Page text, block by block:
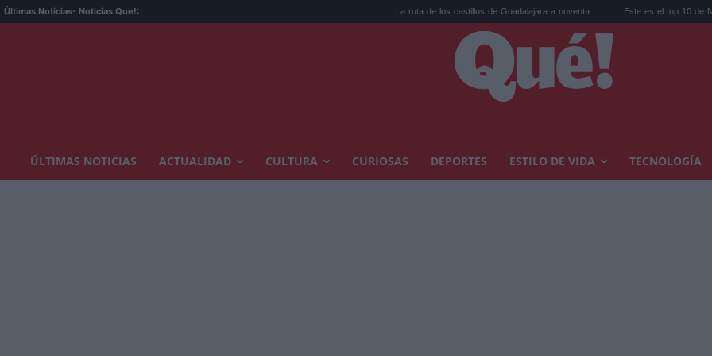
Últimas Noticias- Noticias Que!: La ruta de los castillos de Guadalajara a noventa ... Este es el top 10 de Netflix
ÚLTIMAS NOTICIAS ACTUALIDAD CULTURA CURIOSAS DEPORTES ESTILO DE VIDA TECNOLOGÍA